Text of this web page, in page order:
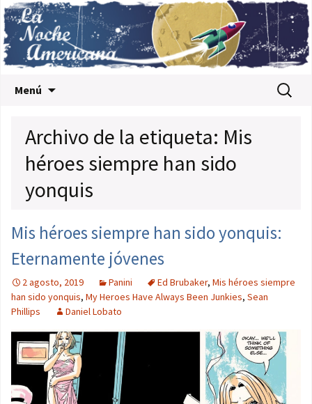
Menú Buscar:
Archivo de la etiqueta: Mis
héroes siempre han sido
yonquis
Mis héroes siempre han sido yonquis:
Eternamente jóvenes
2 agosto, 2019 Panini Ed Brubaker, Mis héroes siempre
han sido yonquis, My Heroes Have Always Been Junkies, Sean
Phillips
Daniel Lobato